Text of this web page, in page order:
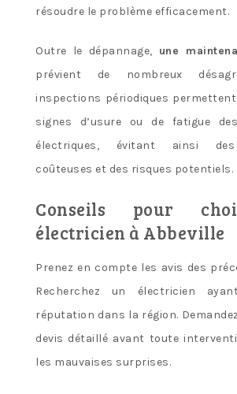
résoudre le problème efficacement.
Outre le dépannage, une
prévient de nombreux
inspections périodiques
signes d’usure ou de fatigue
électriques, évitant ainsi
coûteuses et des risques potentiels.
Conseils pour
électricien à Abbeville
Prenez en compte les avis des
Recherchez un électricien
réputation dans la région.
devis détaillé avant toute
les mauvaises surprises.